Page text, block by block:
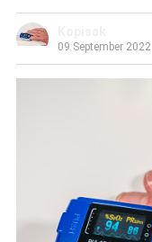
09 September 2022